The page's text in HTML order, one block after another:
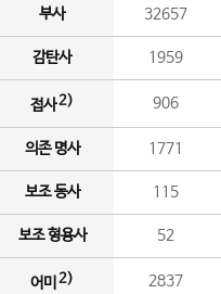
부사 32657
감탄사 1959
접사2) 906
의존 명사 1771
보조 동사 115
보조 형용사 52
어미 2) 2837